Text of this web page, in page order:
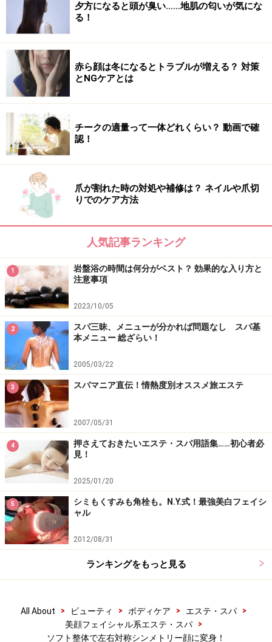
夕方になると頭が臭い……地肌の匂いが気にな
る！
赤ら顔は冬になるとトラブルが増える？ 対策
とNGケアとは
チークの適量って一体どれくらい？ 動画で確
認！
爪が割れた時の対処や補修は？ ネイルや爪切
りでのケア方法
人気記事ランキング
1
岩盤浴の時間は何分がベスト？ 効果的な入り方と
注意事項
2023/10/05
2
スパ三昧、メニューが分かれば問題なし スパ基
本メニュー 総ざらい！
2005/03/22
3 スパマニア直伝！情熱度別オススメ旅エステ
2007/05/31
4
押さえておきたいエステ・スパ用語集……初心者必
見！
2025/01/20
5
シミもくすみも角栓も。N.Y.式！最強美白フェイシ
ャル
2012/08/31
ランキングをもっと見る
All About > ビューティ > ボディケア > エステ・スパ
>
美顔フェイシャル系エステ・スパ
>
ソフト整体で左右対称シンメトリー顔に変身！